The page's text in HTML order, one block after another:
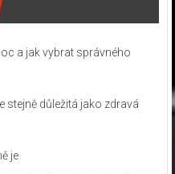
a jak vybrat správného
stejně důležitá jako zdravá
je